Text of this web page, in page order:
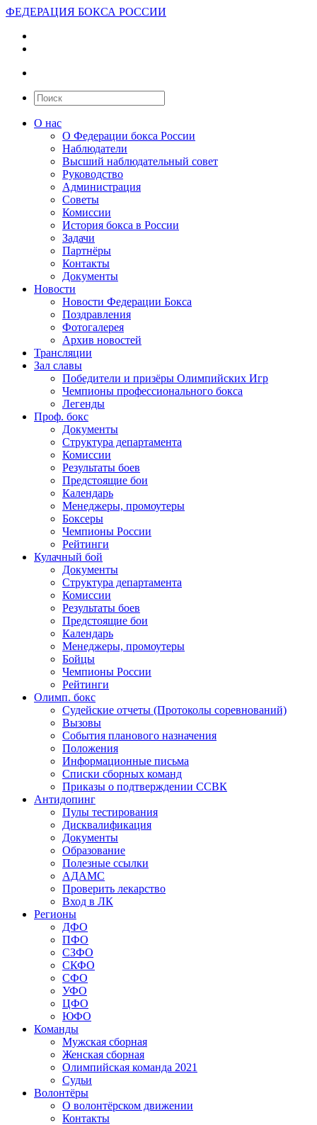
ФЕДЕРАЦИЯ БОКСА РОССИИ
О нас
О Федерации бокса России
Наблюдатели
Высший наблюдательный совет
Руководство
Администрация
Советы
Комиссии
История бокса в России
Задачи
Партнёры
Контакты
Документы
Новости
Новости Федерации Бокса
Поздравления
Фотогалерея
Архив новостей
Трансляции
Зал славы
Победители и призёры Олимпийских Игр
Чемпионы профессионального бокса
Легенды
Проф. бокс
Документы
Структура департамента
Комиссии
Результаты боев
Предстоящие бои
Календарь
Менеджеры, промоутеры
Боксеры
Чемпионы России
Рейтинги
Кулачный бой
Документы
Структура департамента
Комиссии
Результаты боев
Предстоящие бои
Календарь
Менеджеры, промоутеры
Бойцы
Чемпионы России
Рейтинги
Олимп. бокс
Судейские отчеты (Протоколы соревнований)
Вызовы
События планового назначения
Положения
Информационные письма
Списки сборных команд
Приказы о подтверждении ССВК
Антидопинг
Пулы тестирования
Дисквалификация
Документы
Образование
Полезные ссылки
АДАМС
Проверить лекарство
Вход в ЛК
Регионы
ДФО
ПФО
СЗФО
СКФО
СФО
УФО
ЦФО
ЮФО
Команды
Мужская сборная
Женская сборная
Олимпийская команда 2021
Судьи
Волонтёры
О волонтёрском движении
Контакты